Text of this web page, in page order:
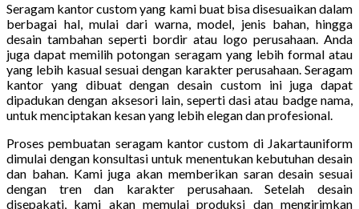
Seragam kantor custom yang kami buat bisa disesuaikan dalam
berbagai hal, mulai dari warna, model, jenis bahan, hingga
desain tambahan seperti bordir atau logo perusahaan. Anda
juga dapat memilih potongan seragam yang lebih formal atau
yang lebih kasual sesuai dengan karakter perusahaan. Seragam
kantor yang dibuat dengan desain custom ini juga dapat
dipadukan dengan aksesori lain, seperti dasi atau badge nama,
untuk menciptakan kesan yang lebih elegan dan profesional.
Proses pembuatan seragam kantor custom di Jakartauniform
dimulai dengan konsultasi untuk menentukan kebutuhan desain
dan bahan. Kami juga akan memberikan saran desain sesuai
dengan tren dan karakter perusahaan. Setelah desain
disepakati, kami akan memulai produksi dan mengirimkan